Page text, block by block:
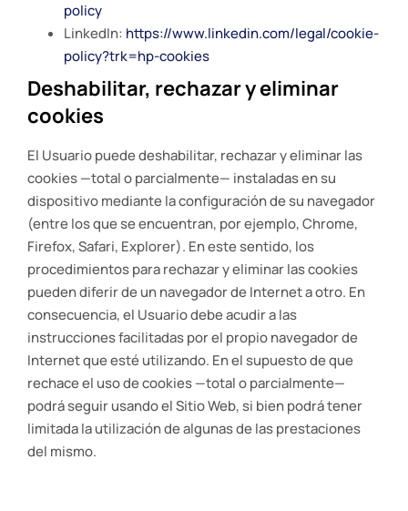
policy
LinkedIn: https://www.linkedin.com/legal/cookie-
policy?trk=hp-cookies
Deshabilitar, rechazar y eliminar
cookies
El Usuario puede deshabilitar, rechazar y eliminar las
cookies —total o parcialmente— instaladas en su
dispositivo mediante la configuración de su navegador
(entre los que se encuentran, por ejemplo, Chrome,
Firefox, Safari, Explorer). En este sentido, los
procedimientos para rechazar y eliminar las cookies
pueden diferir de un navegador de Internet a otro. En
consecuencia, el Usuario debe acudir a las
instrucciones facilitadas por el propio navegador de
Internet que esté utilizando. En el supuesto de que
rechace el uso de cookies —total o parcialmente—
podrá seguir usando el Sitio Web, si bien podrá tener
limitada la utilización de algunas de las prestaciones
del mismo.